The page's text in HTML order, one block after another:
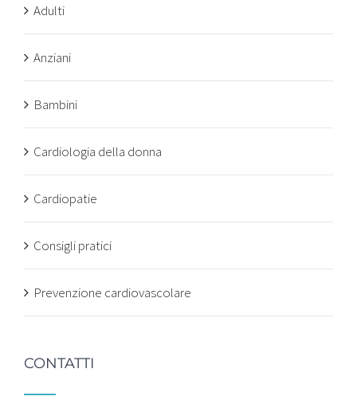
Adulti
Anziani
Bambini
Cardiologia della donna
Cardiopatie
Consigli pratici
Prevenzione cardiovascolare
CONTATTI